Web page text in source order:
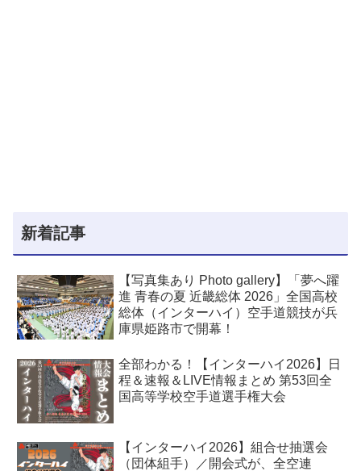
新着記事
【写真集あり Photo gallery】「夢へ躍
進 青春の夏 近畿総体 2026」全国高校
総体（インターハイ）空手道競技が兵
庫県姫路市で開幕！
全部わかる！【インターハイ2026】日
程＆速報＆LIVE情報まとめ 第53回全
国高等学校空手道選手権大会
【インターハイ2026】組合せ抽選会
（団体組手）／開会式が、全空連